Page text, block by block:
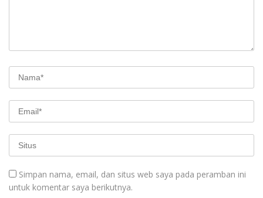
Simpan nama, email, dan situs web saya pada peramban ini
untuk komentar saya berikutnya.